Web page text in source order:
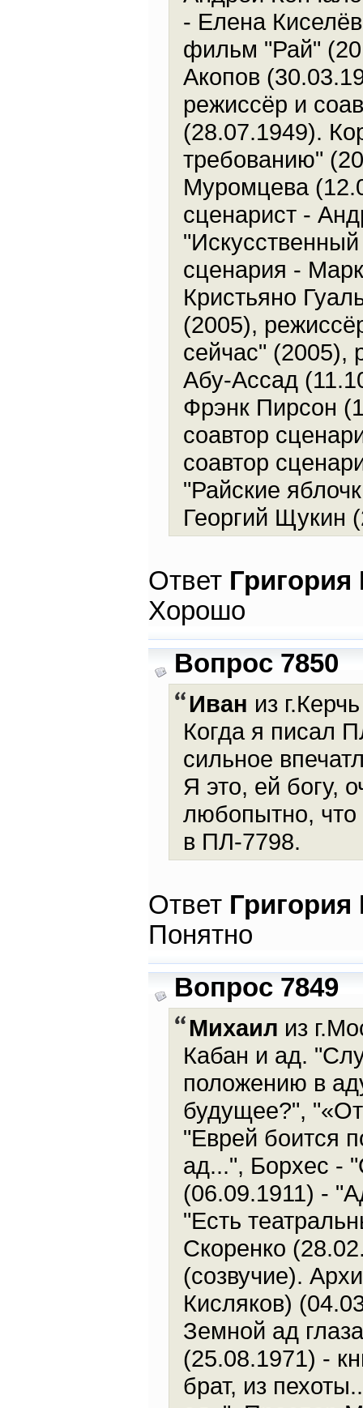
- Елена
фильм "Рай"
Акопов
режиссёр и
(28.07.1949).
требованию"
Муромцева
сценарист -
сценария -
Кристьяно
(2005),
сейчас" (2005),
Абу-Ассад
Фрэнк Пирсон
соавтор
соавтор
"Райские
Георгий Щукин
Ответ
Хорошо
Вопрос 7850
Иван из
Когда я писал
сильное
Я это, ей богу,
любопытно, что
в ПЛ-7798.
Ответ
Понятно
Вопрос 7849
Михаил из
Кабан и ад.
положению в
будущее?",
"Еврей боится
ад...", Борхес -
(06.09.1911) -
"Есть
Скоренко
(созвучие).
Кисляков)
Земной ад
(25.08.1971) -
брат, из